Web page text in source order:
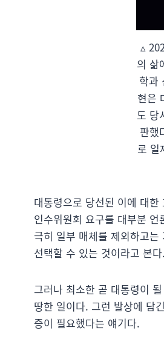
▵
의 삶
학과
현은
도 당
판했
로 일
대통령으로 당선된 이에 대한
인수위원회 요구를 대부분
극히 일부 매체를 제외하고는
선택할 수 있는 것이라고 본다.
그러나 최소한 곧 대통령이
땅한 일이다. 그런 발상에 담
증이 필요했다는 얘기다.